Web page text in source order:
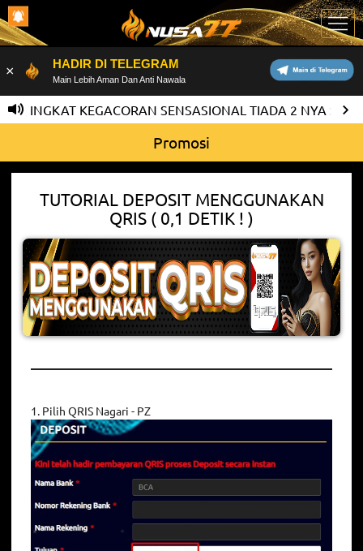
HADIR DI TELEGRAM
Main Lebih Aman Dan Anti Nawala
×
KEGACORAN SENSASIONAL TIADA 2 NYA
Promosi
TUTORIAL DEPOSIT MENGGUNAKAN
QRIS ( 0,1 DETIK ! )
1. Pilih QRIS Nagari - PZ